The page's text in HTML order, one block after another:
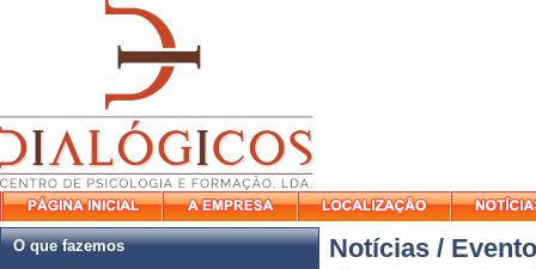
O que fazemos
Notícias /